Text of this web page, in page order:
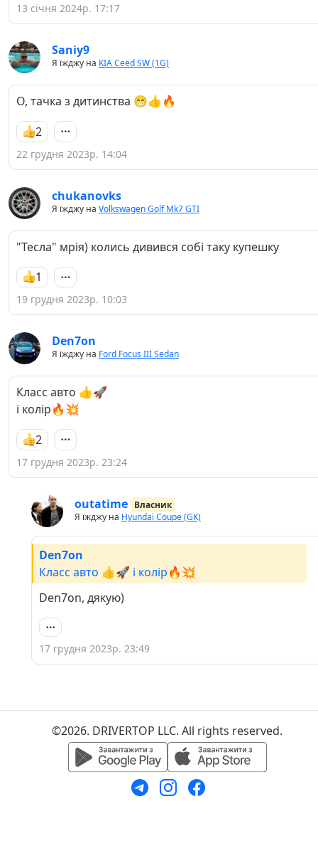
13 січня 2024р. 17:17
Saniy9
Я їжджу на KIA Ceed SW (1G)
О, тачка з дитинства 😁👍🔥
2
22 грудня 2023р. 14:04
chukanovks
Я їжджу на Volkswagen Golf Mk7 GTI
"Тесла" мрія) колись дивився собі таку купешку
1
19 грудня 2023р. 10:03
Den7on
Я їжджу на Ford Focus III Sedan
Класс авто 👍🚀
і колір🔥💥
2
17 грудня 2023р. 23:24
outatime Власник
Я їжджу на Hyundai Coupe (GK)
Den7on
Класс авто 👍🚀 і колір🔥💥
Den7on, дякую)
17 грудня 2023р. 23:49
©2026. DRIVERTOP LLC. All rights reserved.